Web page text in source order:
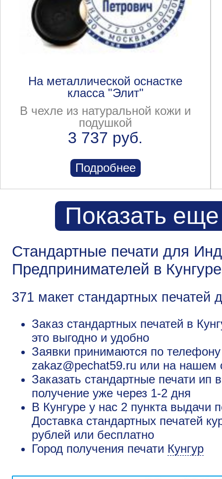
На металлической оснастке
класса "Элит"
В чехле из натуральной кожи и
подушкой
3 737 руб.
Подробнее
Показать
Стандартные печати для
Предпринимателей в Кунгуре
371 макет стандартных печатей
Заказ стандартных печатей в
это выгодно и удобно
Заявки принимаются по
zakaz@pechat59.ru или на нашем
Заказать стандартные печати ип
получение уже через 1-2 дня
В Кунгуре у нас 2 пункта выдачи
Доставка стандартных печатей
рублей или бесплатно
Город получения печати Кунгур